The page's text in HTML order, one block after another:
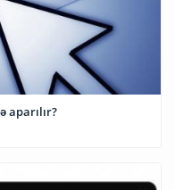
Təkrar qeydiyyat onlayn rejimdə necə aparılır?